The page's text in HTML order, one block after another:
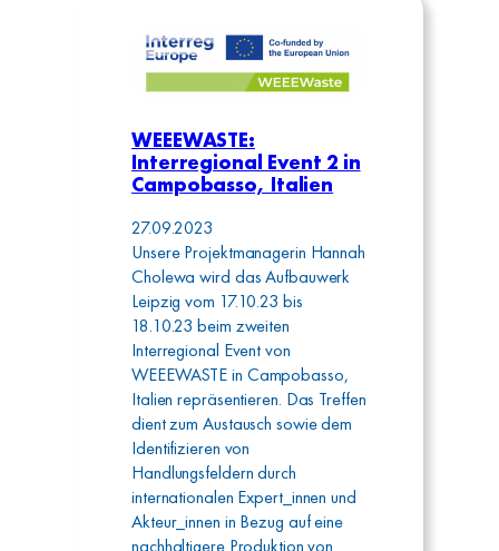
WEEEWASTE:
Interregional Event 2 in
Campobasso, Italien
27.09.2023
Unsere Projektmanagerin Hannah
Cholewa wird das Aufbauwerk
Leipzig vom 17.10.23 bis
18.10.23 beim zweiten
Interregional Event von
WEEEWASTE in Campobasso,
Italien repräsentieren. Das Treffen
dient zum Austausch sowie dem
Identifizieren von
Handlungsfeldern durch
internationalen Expert_innen und
Akteur_innen in Bezug auf eine
nachhaltigere Produktion von